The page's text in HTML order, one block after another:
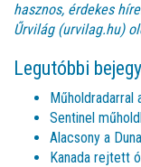
hasznos, érdekes
Űrvilág (urvilag.hu)
Legutóbbi
Sentinel
Alacsony a
Kanada rejtett